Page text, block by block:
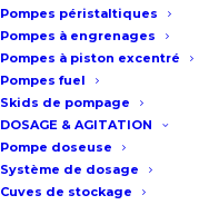
Pompes péristaltiques
Pompes à engrenages
Pompes à piston excentré
Pompes fuel
Skids de pompage
DOSAGE & AGITATION
Pompe doseuse
Système de dosage
Cuves de stockage
Forte
Raccords :
symétriques
Débit maxi :